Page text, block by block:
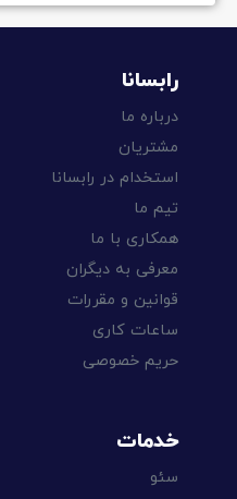
رابسانا
درباره ما
مشتریان
استخدام در رابسانا
تیم ما
همکاری با ما
معرفی به دیگران
قوانین و مقررات
ساعات کاری
حریم خصوصی
خدمات
سئو